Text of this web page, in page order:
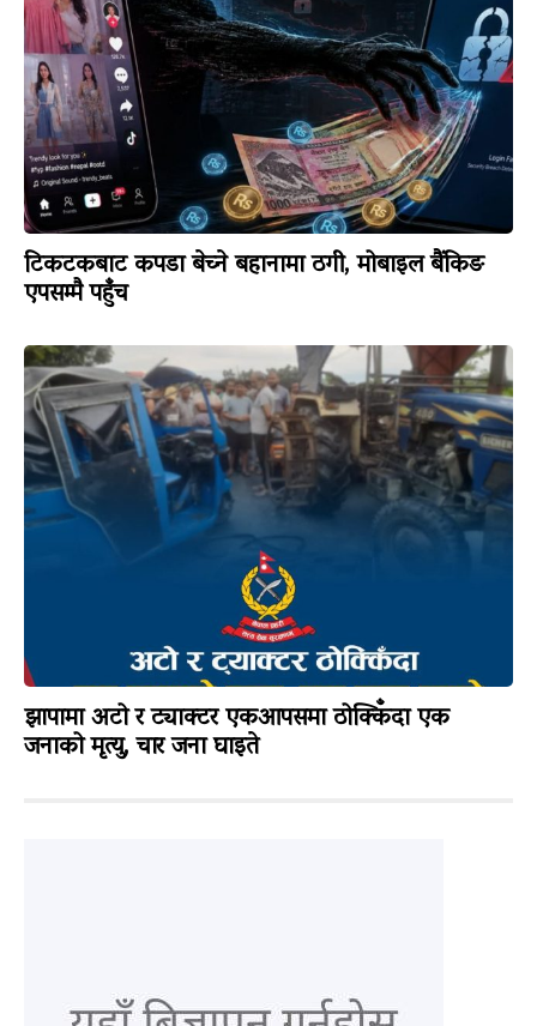
टिकटकबाट कपडा बेच्ने बहानामा ठगी, मोबाइल बैंकिङ
एपसम्मै पहुँच
झापामा अटो र ट्याक्टर एकआपसमा ठोक्किँदा एक
जनाको मृत्यु, चार जना घाइते